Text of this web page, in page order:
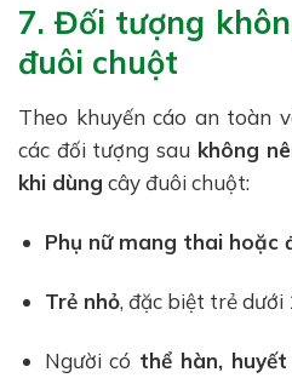
7. Đối tượng
đuôi chuột
Theo khuyến cáo an toàn
các đối tượng sau không
khi dùng cây đuôi chuột:
Phụ nữ mang thai hoặc
Trẻ nhỏ, đặc biệt trẻ dưới
Người có thể hàn,